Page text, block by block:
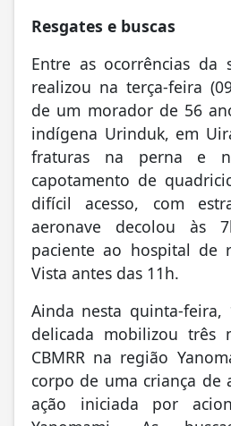
Resgates e buscas
Entre as ocorrências da
realizou na terça-feira
de um morador de 56
indígena Urinduk, em
fraturas na perna e
capotamento de
difícil acesso, com
aeronave decolou às
paciente ao hospital de
Vista antes das 11h.
Ainda nesta quinta-feira,
delicada mobilizou três
CBMRR na região
corpo de uma criança de
ação iniciada por